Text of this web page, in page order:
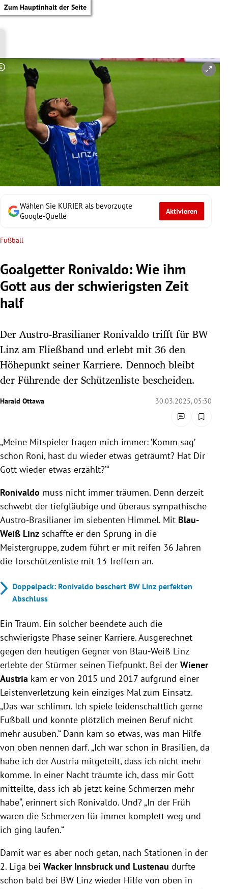
Zum Hauptinhalt der Seite
Untermenü
Untermenü
Untermenü
Untermenü
Untermenü
Untermenü
Untermenü
Wählen Sie KURIER als bevorzugte
Google-Quelle
Aktivieren
Fußball
Goalgetter Ronivaldo: Wie ihm
Gott aus der schwierigsten Zeit
half
Der Austro-Brasilianer Ronivaldo trifft für BW
Linz am Fließband und erlebt mit 36 den
Höhepunkt seiner Karriere. Dennoch bleibt
der Führende der Schützenliste bescheiden.
Harald Ottawa 30.03.2025, 05:30
Copyright-Hinweis öffnen/schließen
„Meine Mitspieler fragen mich immer: ’Komm sag’
schon Roni, hast du wieder etwas geträumt? Hat Dir
Gott wieder etwas erzählt?’“
Ronivaldo muss nicht immer träumen. Denn derzeit
schwebt der tiefgläubige und überaus sympathische
Austro-Brasilianer im siebenten Himmel. Mit Blau-
Weiß Linz schaffte er den Sprung in die
Meistergruppe, zudem führt er mit reifen 36 Jahren
die Torschützenliste mit 13 Treffern an.
Doppelpack: Ronivaldo beschert BW Linz perfekten
Abschluss
Ein Traum. Ein solcher beendete auch die
schwierigste Phase seiner Karriere. Ausgerechnet
gegen den heutigen Gegner von Blau-Weiß Linz
erlebte der Stürmer seinen Tiefpunkt. Bei der Wiener
Austria kam er von 2015 und 2017 aufgrund einer
Leistenverletzung kein einziges Mal zum Einsatz.
„Das war schlimm. Ich spiele leidenschaftlich gerne
Fußball und konnte plötzlich meinen Beruf nicht
mehr ausüben.“ Dann kam so etwas, was man Hilfe
von oben nennen darf. „Ich war schon in Brasilien, da
habe ich der Austria mitgeteilt, dass ich nicht mehr
komme. In einer Nacht träumte ich, dass mir Gott
mitteilte, dass ich ab jetzt keine Schmerzen mehr
habe“, erinnert sich Ronivaldo. Und? „In der Früh
waren die Schmerzen für immer komplett weg und
ich ging laufen.“
Damit war es aber noch getan, nach Stationen in der
2. Liga bei Wacker Innsbruck und Lustenau durfte
schon bald bei BW Linz wieder Hilfe von oben in